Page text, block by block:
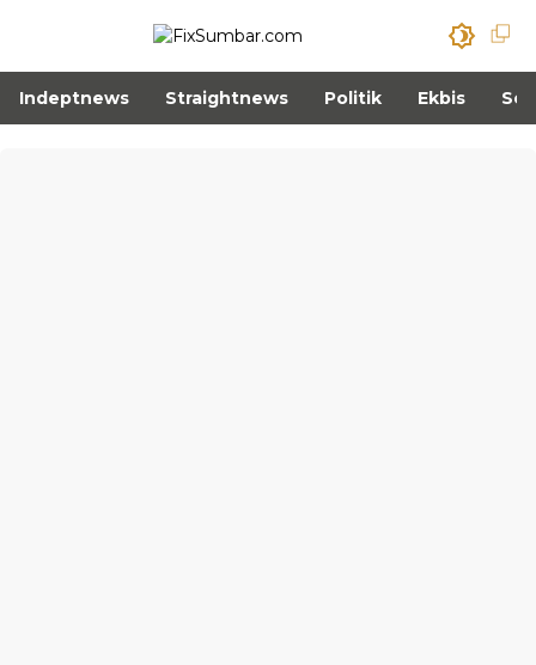
Indeptnews Straightnews Politik Ekbis